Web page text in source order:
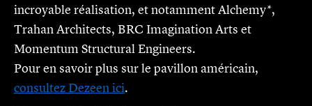
incroyable réalisation, et notamment Alchemy*,
Trahan Architects, BRC Imagination Arts et
Momentum Structural Engineers.
Pour en savoir plus sur le pavillon américain,
consultez Dezeen ici.